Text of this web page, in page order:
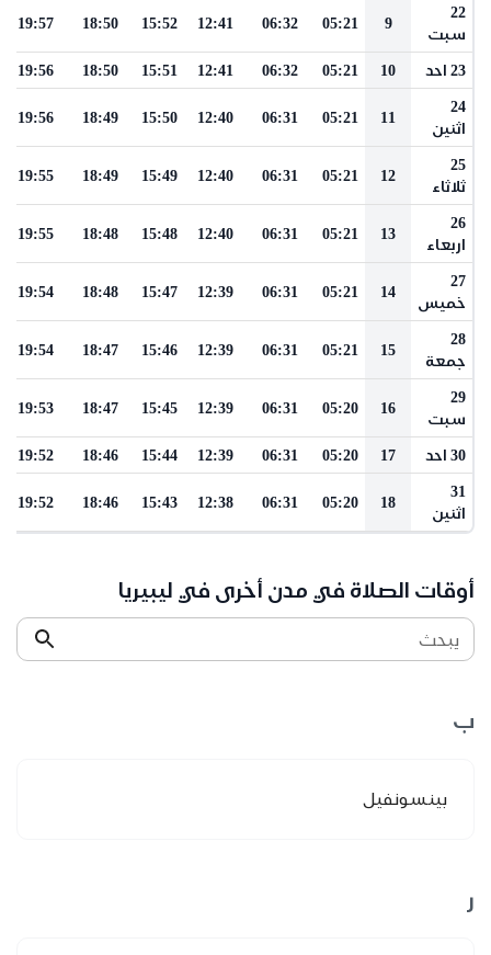
22
سبت
9
05:21
06:32
12:41
15:52
18:50
19:57
23 احد 10
05:21
06:32
12:41
15:51
18:50
19:56
24
اثنين
11
05:21
06:31
12:40
15:50
18:49
19:56
25
ثلاثاء
12
05:21
06:31
12:40
15:49
18:49
19:55
26
اربعاء
13
05:21
06:31
12:40
15:48
18:48
19:55
27
خميس
14
05:21
06:31
12:39
15:47
18:48
19:54
28
جمعة
15
05:21
06:31
12:39
15:46
18:47
19:54
29
سبت
16
05:20
06:31
12:39
15:45
18:47
19:53
30 احد 17
05:20
06:31
12:39
15:44
18:46
19:52
31
اثنين
18
05:20
06:31
12:38
15:43
18:46
19:52
أوقات الصلاة في مدن أخرى في ليبيريا
يبحث
ب
بينسونفيل
ر